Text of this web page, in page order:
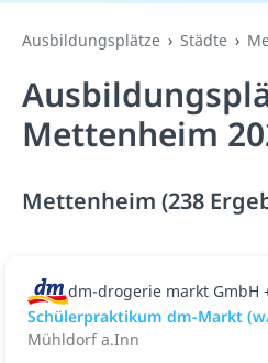
Ausbildungsplätze Städte
Mettenheim
Mettenheim (238
dm-drogerie markt GmbH
Schülerpraktikum dm-Markt
Mühldorf a.Inn